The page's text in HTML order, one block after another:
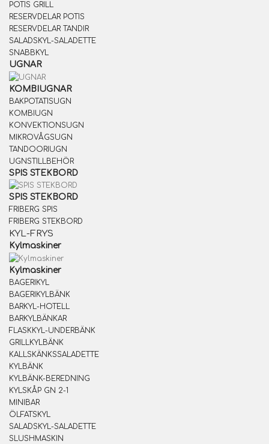
POTIS GRILL
RESERVDELAR POTIS
RESERVDELAR TANDIR
SALADSKYL-SALADETTE
SNABBKYL
UGNAR
KOMBIUGNAR
BAKPOTATISUGN
KOMBIUGN
KONVEKTIONSUGN
MIKROVÅGSUGN
TANDOORIUGN
UGNSTILLBEHÖR
SPIS STEKBORD
SPIS STEKBORD
FRIBERG SPIS
FRIBERG STEKBORD
KYL-FRYS
Kylmaskiner
Kylmaskiner
BAGERIKYL
BAGERIKYLBÄNK
BARKYL-HOTELL
BARKYLBÄNKAR
FLASKKYL-UNDERBÄNK
GRILLKYLBÄNK
KALLSKÄNKSSALADETTE
KYLBÄNK
KYLBÄNK-BEREDNING
KYLSKÅP GN 2-1
MINIBAR
ÖLFATSKYL
SALADSKYL-SALADETTE
SLUSHMASKIN